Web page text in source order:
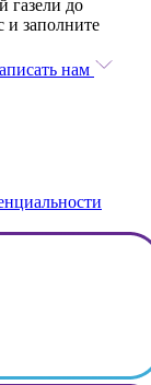
газели до
и заполните
нам